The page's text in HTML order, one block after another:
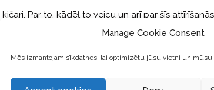
Manage Cookie Consent
Mēs izmantojam sīkdatnes, lai optimizētu jūsu vietni un mūsu
Par to, kādēļ to veicu un arī par šīs
LASĪT TĀLĀK ...